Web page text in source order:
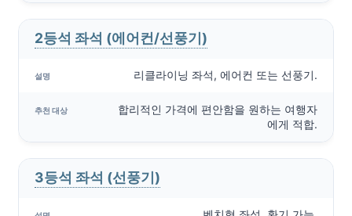
2등석 좌석 (에어컨/선풍기)
리클라이닝 좌석, 에어컨 또는 선풍기.
합리적인 가격에 편안함을 원하는 여행자
에게 적합.
3등석 좌석 (선풍기)